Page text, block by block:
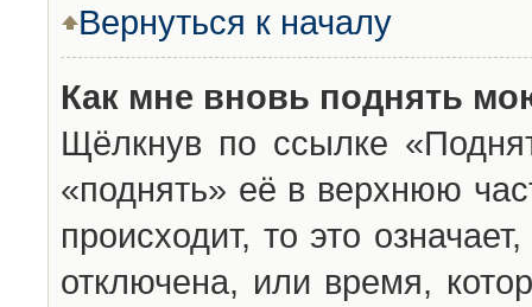
Вернуться к началу
Как мне вновь поднять
Щёлкнув по ссылке
«поднять» её в верхнюю
происходит, то это
отключена, или время,